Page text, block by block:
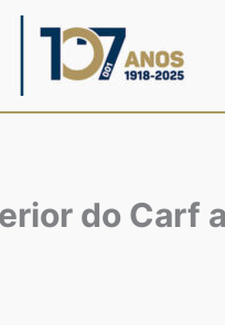
do Carf